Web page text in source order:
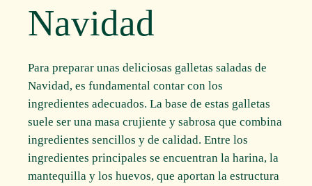
Navidad
Para preparar unas deliciosas galletas saladas de
Navidad, es fundamental contar con los
ingredientes adecuados. La base de estas galletas
suele ser una masa crujiente y sabrosa que combina
ingredientes sencillos y de calidad. Entre los
ingredientes principales se encuentran la harina, la
mantequilla y los huevos, que aportan la estructura